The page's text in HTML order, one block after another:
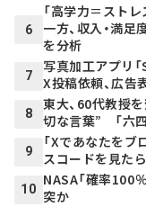
6
「高学力＝スト
一方、収入・満
を分析
7
写真加工アプリ
X投稿依頼、広
8
東大、60代教授
切な言葉” 「六
9
「Xであなたを
スコードを見た
10
NASA「確率100
突か